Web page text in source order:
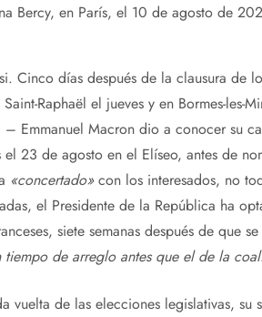
Bercy, en París, el 10 de agosto de
Cinco días después de la clausura de
Raphaël el jueves y en Bormes-les-
– Emmanuel Macron dio a conocer su
23 de agosto en el Elíseo, antes de
«concertado»con los interesados, no
el Presidente de la República ha
siete semanas después de que
de arreglo antes que el de la
vuelta de las elecciones legislativas,